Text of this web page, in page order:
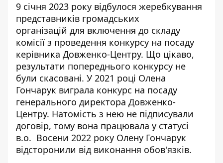
9 січня 2023 року відбулося жеребкування
представників громадських
організацій для включення до складу
комісії з проведення конкурсу на посаду
керівника Довженко-Центру. Що цікаво,
результати попереднього конкурсу не
були скасовані. У 2021 році Олена
Гончарук виграла конкурс на посаду
генерального директора Довженко-
Центру. Натомість з нею не підписували
договір, тому вона працювала у статусі
в.о. Восени 2022 року Олену Гончарук
відсторонили від виконання обов'язків.